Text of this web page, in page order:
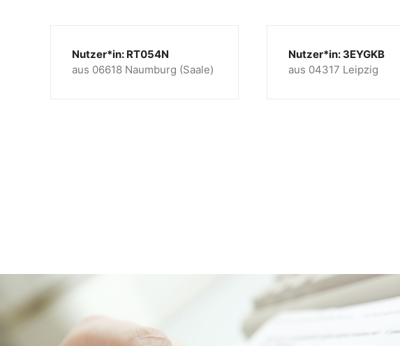
Nutzer*in: RT054N
aus 06618 Naumburg (Saale)
Nutzer*in: 3EYGKB
aus 04317 Leipzig